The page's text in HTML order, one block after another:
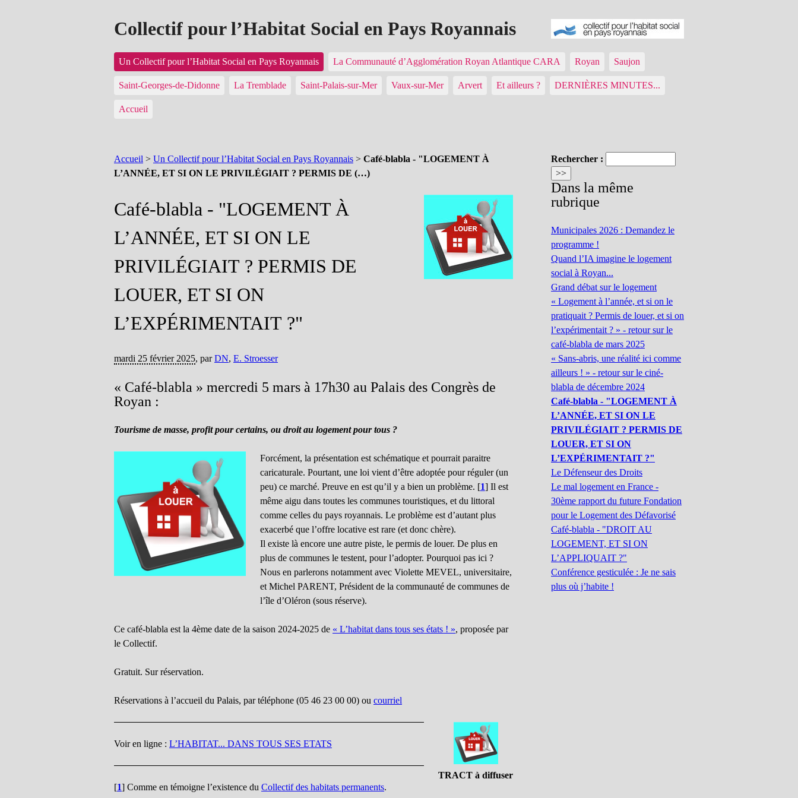
Collectif pour l’Habitat Social en Pays Royannais
Un Collectif pour l’Habitat Social en Pays Royannais La Communauté d’Agglomération Royan Atlantique CARA Royan Saujon
Saint-Georges-de-Didonne La Tremblade Saint-Palais-sur-Mer Vaux-sur-Mer Arvert Et ailleurs ? DERNIÈRES MINUTES...
Accueil
Accueil > Un Collectif pour l’Habitat Social en Pays Royannais > Café-blabla - "LOGEMENT À
L’ANNÉE, ET SI ON LE PRIVILÉGIAIT ? PERMIS DE (…)
Café-blabla - "LOGEMENT À
L’ANNÉE, ET SI ON LE
PRIVILÉGIAIT ? PERMIS DE
LOUER, ET SI ON
L’EXPÉRIMENTAIT ?"
mardi 25 février 2025, parDN, E. Stroesser
« Café-blabla » mercredi 5 mars à 17h30 au Palais des Congrès de
Royan :
Tourisme de masse, profit pour certains, ou droit au logement pour tous ?
Forcément, la présentation est schématique et pourrait paraitre
caricaturale. Pourtant, une loi vient d’être adoptée pour réguler (un
peu) ce marché. Preuve en est qu’il y a bien un problème. [1]Il est
même aigu dans toutes les communes touristiques, et du littoral
comme celles du pays royannais. Le problème est d’autant plus
exacerbé que l’offre locative est rare (et donc chère).
Il existe là encore une autre piste, le permis de louer. De plus en
plus de communes le testent, pour l’adopter. Pourquoi pas ici ?
Nous en parlerons notamment avec Violette MEVEL, universitaire,
et Michel PARENT, Président de la communauté de communes de
l’île d’Oléron (sous réserve).
Ce café-blabla est la 4ème date de la saison 2024-2025 de « L’habitat dans tous ses états ! », proposée par
le Collectif.
Gratuit. Sur réservation.
Réservations à l’accueil du Palais, par téléphone (05 46 23 00 00) ou courriel
TRACT à diffuser
Voir en ligne : L’HABITAT... DANS TOUS SES ETATS
[1] Comme en témoigne l’existence du Collectif des habitats permanents.
Rechercher :
Dans la même
rubrique
Municipales 2026 : Demandez le
programme !
Quand l’IA imagine le logement
social à Royan...
Grand débat sur le logement
« Logement à l’année, et si on le
pratiquait ? Permis de louer, et si on
l’expérimentait ? » - retour sur le
café-blabla de mars 2025
« Sans-abris, une réalité ici comme
ailleurs ! » - retour sur le ciné-
blabla de décembre 2024
Café-blabla - "LOGEMENT À
L’ANNÉE, ET SI ON LE
PRIVILÉGIAIT ? PERMIS DE
LOUER, ET SI ON
L’EXPÉRIMENTAIT ?"
Le Défenseur des Droits
Le mal logement en France -
30ème rapport du future Fondation
pour le Logement des Défavorisé
Café-blabla - "DROIT AU
LOGEMENT, ET SI ON
L’APPLIQUAIT ?"
Conférence gesticulée : Je ne sais
plus où j’habite !